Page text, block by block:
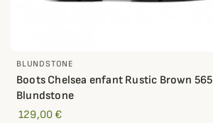
BLUNDSTONE
Boots Chelsea enfant Rustic Brown 565
Blundstone
129,00 €